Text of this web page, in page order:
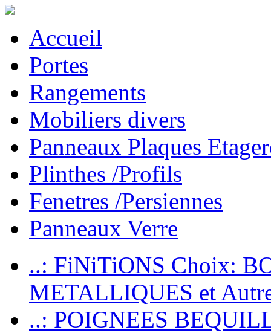
Accueil
Portes
Rangements
Mobiliers divers
Panneaux Plaques
Plinthes /Profils
Fenetres /Persiennes
Panneaux Verre
..: FiNiTiONS Choix:
METALLIQUES et
..: POIGNEES